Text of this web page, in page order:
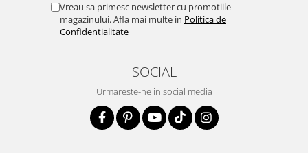
Vreau sa primesc newsletter cu promotiile
magazinului. Afla mai multe in Politica de
Confidentialitate
SOCIAL
Urmareste-ne in social media